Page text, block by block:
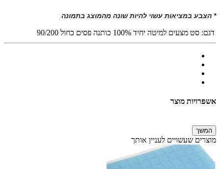
* הצבע במציאות עשוי להיות שונה מהמוצג בתמונה
דגם: סט מצעים למיטה יחיד 100% כותנה פסים כחול 90/200
אשפרויות מוצר
המשך
מוצרים שעשויים לעניין אותך